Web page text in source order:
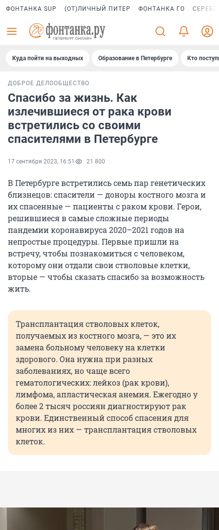
ФОНТАНКА SUP (ОТ)ЛИЧНЫЙ ПИТЕР ФОНТАНКА ГО
Куда пойти на выходных Образование в Петербурге Кто
ДОБРОЕ ДЕЛООБЩЕСТВО
Спасибо за жизнь. Как
излечившиеся от рака крови
встретились со своими
спасителями в Петербурге
17 сентября 2023, 16:51 21 800
В Петербурге встретились семь пар генетических
близнецов: спасители — доноры костного мозга и
их спасенные — пациенты с раком крови. Герои,
решившиеся в самые сложные периоды
пандемии коронавируса 2020–2021 годов на
непростые процедуры. Первые пришли на
встречу, чтобы познакомиться с человеком,
которому они отдали свои стволовые клетки,
вторые — чтобы сказать спасибо за возможность
жить.
Трансплантация стволовых клеток,
получаемых из костного мозга, — это их
замена больному человеку на клетки
здорового. Она нужна при разных
заболеваниях, но чаще всего
гематологических: лейкоз (рак крови),
лимфома, апластическая анемия. Ежегодно у
более 2 тысяч россиян диагностируют рак
крови. Единственный способ спасения для
многих из них — трансплантация стволовых
клеток.